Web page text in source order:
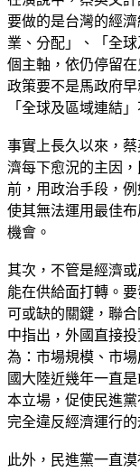
要做的是台灣的經
業、分配」、「全
個主軸，依仍停留
政策要不是馬政府
「全球及區域連結
事實上長久以來，
濟每下愈況的主因
前，用政治手段，
使其無法運用最佳
機會。
其次，不管是經濟
能在供給面打轉。
可或缺的關鍵，聯
中指出，外國直接
為：市場規模、市
國大陸近幾年一直
本立場，促使民進
完全違反經濟運行的
此外，民進黨一直漠